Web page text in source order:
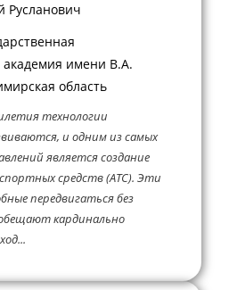
Русланович
академия имени В.А.
область
технологии
и одним из самых
является создание
средств (АТС). Эти
передвигаться без
кардинально